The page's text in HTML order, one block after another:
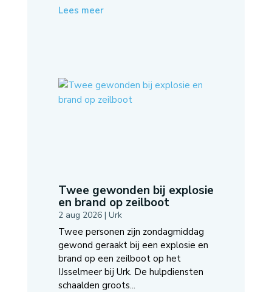
Lees meer
Twee gewonden bij explosie
en brand op zeilboot
2 aug 2026| Urk
Twee personen zijn zondagmiddag
gewond geraakt bij een explosie en
brand op een zeilboot op het
IJsselmeer bij Urk. De hulpdiensten
schaalden groots...